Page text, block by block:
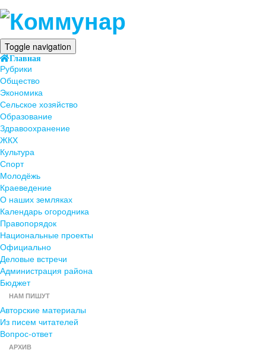
Toggle navigation
Главная
Рубрики
Общество
Экономика
Сельское хозяйство
Образование
Здравоохранение
ЖКХ
Культура
Спорт
Молодёжь
Краеведение
О наших земляках
Календарь огородника
Правопорядок
Национальные проекты
Официально
Деловые встречи
Администрация района
Бюджет
НАМ ПИШУТ
Авторские материалы
Из писем читателей
Вопрос-ответ
АРХИВ